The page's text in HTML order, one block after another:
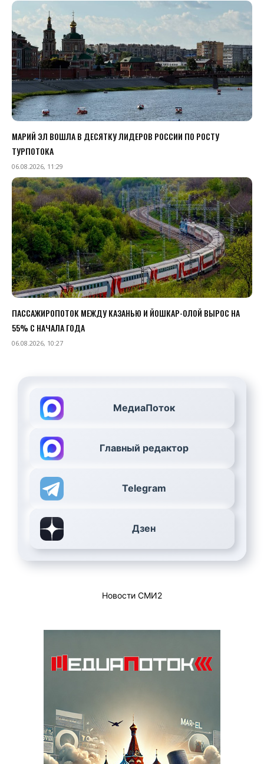
МАРИЙ ЭЛ ВОШЛА В ДЕСЯТКУ ЛИДЕРОВ РОССИИ ПО РОСТУ
ТУРПОТОКА
06.08.2026, 11:29
ПАССАЖИРОПОТОК МЕЖДУ КАЗАНЬЮ И ЙОШКАР-ОЛОЙ ВЫРОС НА
55% С НАЧАЛА ГОДА
06.08.2026, 10:27
МедиаПоток
Главный редактор
Telegram
Дзен
Новости СМИ2